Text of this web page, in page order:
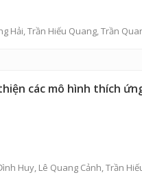
Hải,Trần Hiếu Quang,Trần
các mô hình thích
Huy, Lê Quang Cảnh,Trần